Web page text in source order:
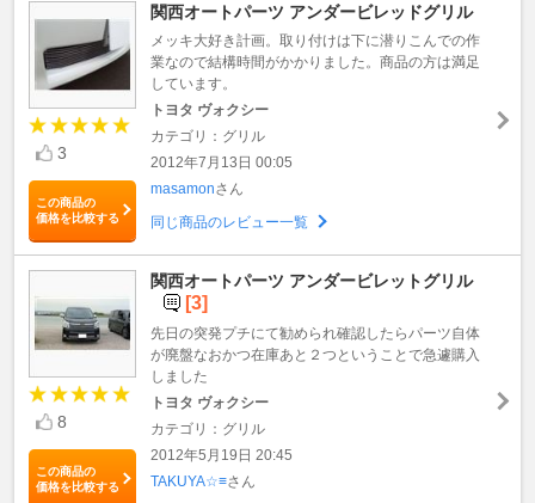
3
この商品の
価格を比較する
関西オートパーツ アンダービレッドグリル
メッキ大好き計画。取り付けは下に潜りこんでの作
業なので結構時間がかかりました。商品の方は満足
しています。
トヨタ ヴォクシー
カテゴリ：グリル
2012年7月13日 00:05
masamonさん
同じ商品のレビュー一覧
8
この商品の
価格を比較する
関西オートパーツ アンダービレットグリル
[3]
先日の突発プチにて勧められ確認したらパーツ自体
が廃盤なおかつ在庫あと２つということで急遽購入
しました
トヨタ ヴォクシー
カテゴリ：グリル
2012年5月19日 20:45
TAKUYA☆≡さん